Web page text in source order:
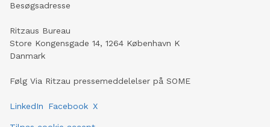
Besøgsadresse
Ritzaus Bureau
Store Kongensgade 14, 1264 København K
Danmark
Følg Via Ritzau pressemeddelelser på SOME
LinkedIn Facebook X